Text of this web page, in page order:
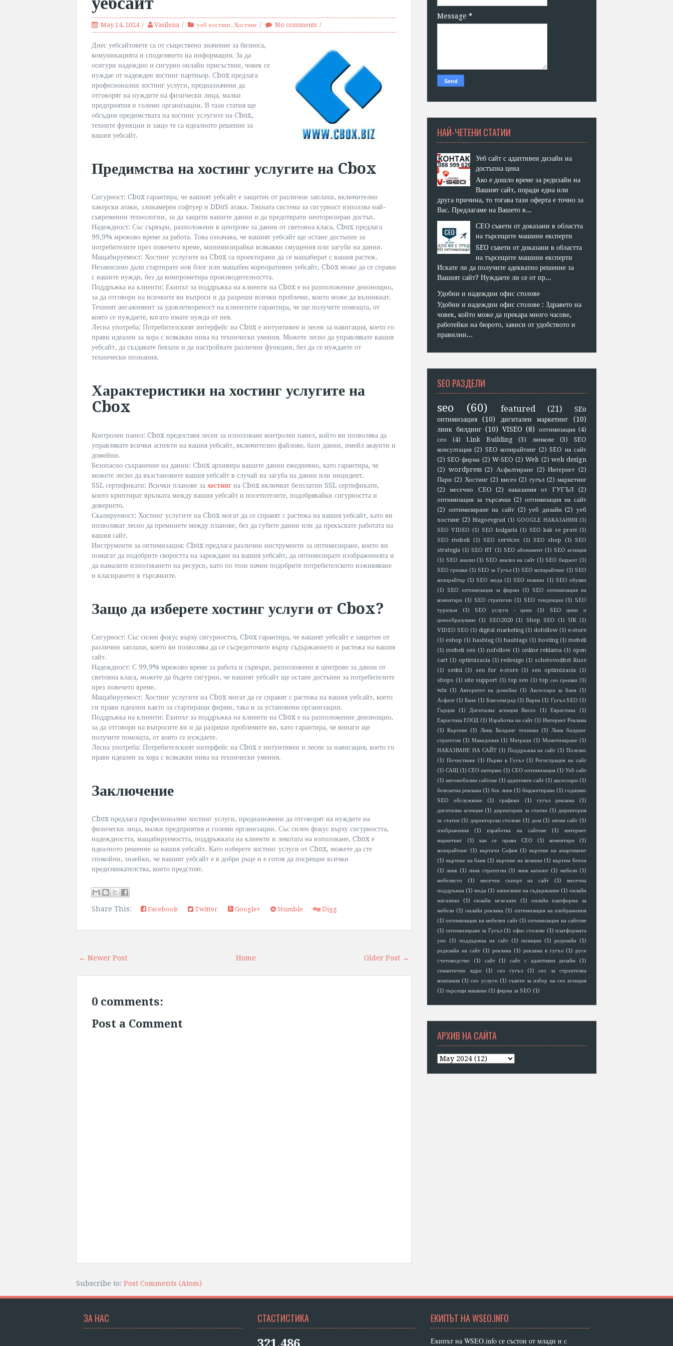
May 14, 2024 Vasilena уеб хостинг, Хостинг No comments
Днес уебсайтовете са от съществено значение за бизнеса,
комуникацията и споделянето на информация. За да
осигури надеждно и сигурно онлайн присъствие, човек се
нуждае от надежден хостинг партньор. Cbox предлага
професионални хостинг услуги, предназначени да
отговорят на нуждите на физически лица, малки
предприятия и големи организации. В тази статия ще
обсъдим предимствата на хостинг услугите на Cbox,
техните функции и защо те са идеалното решение за
вашия уебсайт.
Предимства на хостинг услугите на Cbox
Сигурност: Cbox гарантира, че вашият уебсайт е защитен от различни заплахи, включително
хакерски атаки, злонамерен софтуер и DDoS атаки. Тяхната система за сигурност използва най-
съвременни технологии, за да защити вашите данни и да предотврати неоторизиран достъп.
Надеждност: Със сървъри, разположени в центрове за данни от световна класа, Cbox предлага
99,9% мрежово време за работа. Това означава, че вашият уебсайт ще остане достъпен за
потребителите през повечето време, минимизирайки всякакви смущения или загуби на данни.
Мащабируемост: Хостинг услугите на Cbox са проектирани да се мащабират с вашия растеж.
Независимо дали стартирате нов блог или мащабен корпоративен уебсайт, Cbox може да се справи
с вашите нужди, без да компрометира производителността.
Поддръжка на клиенти: Екипът за поддръжка на клиенти на Cbox е на разположение денонощно,
за да отговори на всичките ви въпроси и да разреши всички проблеми, които може да възникнат.
Техният ангажимент за удовлетвореност на клиентите гарантира, че ще получите помощта, от
която се нуждаете, когато имате нужда от нея.
Лесна употреба: Потребителският интерфейс на Cbox е интуитивен и лесен за навигация, което го
прави идеален за хора с всякакви нива на технически умения. Можете лесно да управлявате вашия
уебсайт, да създавате бекъпи и да настройвате различни функции, без да се нуждаете от
технически познания.
Характеристики на хостинг услугите на
Cbox
Контролен панел: Cbox предоставя лесен за използване контролен панел, който ви позволява да
управлявате всички аспекти на вашия уебсайт, включително файлове, бази данни, имейл акаунти и
домейни.
Безопасно съхранение на данни: Cbox архивира вашите данни ежедневно, като гарантира, че
можете лесно да възстановите вашия уебсайт в случай на загуба на данни или инцидент.
SSL сертификати: Всички планове за хостинг на Cbox включват безплатни SSL сертификати,
които криптират връзката между вашия уебсайт и посетителите, подобрявайки сигурността и
доверието.
Скалируемост: Хостинг услугите на Cbox могат да се справят с растежа на вашия уебсайт, като ви
позволяват лесно да преминете между планове, без да губите данни или да прекъсвате работата на
вашия сайт.
Инструменти за оптимизация: Cbox предлага различни инструменти за оптимизиране, които ви
помагат да подобрите скоростта на зареждане на вашия уебсайт, да оптимизирате изображенията и
да намалите използването на ресурси, като по този начин подобрите потребителското изживяване
и класирането в търсачките.
Защо да изберете хостинг услуги от Cbox?
Сигурност: Със силен фокус върху сигурността, Cbox гарантира, че вашият уебсайт е защитен от
различни заплахи, което ви позволява да се съсредоточите върху съдържанието и растежа на вашия
сайт.
Надеждност: С 99,9% мрежово време за работа и сървъри, разположени в центрове за данни от
световна класа, можете да бъдете сигурни, че вашият уебсайт ще остане достъпен за потребителите
през повечето време.
Мащабируемост: Хостинг услугите на Cbox могат да се справят с растежа на вашия уебсайт, което
ги прави идеални както за стартиращи фирми, така и за установени организации.
Поддръжка на клиенти: Екипът за поддръжка на клиенти на Cbox е на разположение денонощно,
за да отговори на въпросите ви и да разреши проблемите ви, като гарантира, че винаги ще
получите помощта, от която се нуждаете.
Лесна употреба: Потребителският интерфейс на Cbox е интуитивен и лесен за навигация, което го
прави идеален за хора с всякакви нива на технически умения.
Заключение
Cbox предлага професионални хостинг услуги, предназначени да отговорят на нуждите на
физически лица, малки предприятия и големи организации. Със силен фокус върху сигурността,
надеждността, мащабируемостта, поддръжката на клиенти и лекотата на използване, Cbox е
идеалното решение за вашия уебсайт. Като изберете хостинг услуги от Cbox, можете да сте
спокойни, знаейки, че вашият уебсайт е в добри ръце и е готов да посрещне всички
предизвикателства, които предстоят.
Share This: Facebook Twitter Google+ Stumble Digg
← Newer Post Older Post →
Home
0 comments:
Post a Comment
Subscribe to: Post Comments (Atom)
Message *
НАЙ-ЧЕТЕНИ СТАТИИ
Уеб сайт с адаптивен дизайн на
достъпна цена
Ако е дошло време за редизайн на
Вашият сайт, поради една или
друга причина, то тогава тази оферта е точно за
Вас. Предлагаме на Вашето в...
СЕО съвети от доказани в областта
на търсещите машини експерти
SEO съвети от доказани в областта
на търсещите машини експерти
Искате ли да получите адекватно решение за
Вашият сайт? Нуждаете ли се от пр...
Удобни и надеждни офис столове
Удобни и надеждни офис столове : Здравето на
човек, който може да прекара много часове,
работейки на бюрото, зависи от удобството и
правилни...
SEO РАЗДЕЛИ
seo
(60) featured (21)
SEo
оптимизация
(10) дигитален маркетинг
(10)
линк билдинг (10) VISEO (8) оптимизация (4)
сео
(4) Link Building (3) линкове (3)
SEO
консултация (2) SEO копирайтинг (2) SEO на сайт
(2) SEO фирма (2) W-SEO (2) Web (2) web design
(2) wordpress (2) Асфалтиране (2) Интернет (2)
Пари (2) Хостинг (2) висео (2) гугъл (2) маркетинг
(2)
месечно СЕО (2) наказания от ГУГЪЛ
(2)
оптимизация за търсачки (2) оптимизация на сайт
(2) оптимизиране на сайт (2) уеб дизайн (2) уеб
хостинг (2) Blagoevgrad (1) GOOGLE НАКАЗАНИЯ (1)
SEO VIDEO (1) SEO bulgaria (1) SEO kak se pravi (1)
SEO mebeli
(1) SEO services (1) SEO shop (1) SEO
strategia (1) SEO ИТ (1) SEO абонамент (1) SEO агенция
(1) SEO анализ (1) SEO анализ на сайт (1) SEO бюджет (1)
SEO грешки (1) SEO за Гугъл (1) SEO копирайтниг (1) SEO
копирайтър (1) SEO мода (1) SEO новини (1) SEO обувки
(1) SEO оптимизация за фирми (1) SEO оптимизация на
коментари (1) SEO стратегии (1) SEO тенденции (1) SEO
туризъм
(1) SEO услуги - цени (1)
SEO цени и
ценообразуване (1) SEO2020 (1) Shop SEO (1) UK (1)
VIDEO SEO (1) digital marketing (1) dofollow (1) e-store
(1) eshop (1) hashtag (1) hashtags (1) hosting (1) mebeli
(1) mebeli seo (1) nofollow (1) online reklama (1) open
cart (1) optimizacia (1) redesign (1) schetovoditel Ruse
(1)
sedni (1) seo for e-store (1) seo optimizacia
(1)
shops (1) site support (1) top seo (1) top сео грешки (1)
wix (1) Авторитет на домейна (1) Аксесоари за баня (1)
Асфалт (1) Баня (1) Благоевград (1) Варна (1) Гугъл SEO (1)
Гърция
(1) Дигитална агенция Висео (1) Евристика
(1)
Евристика ЕООД (1) Изработка на сайт (1) Интернет Реклама
(1) Къртене (1) Линк Билдинг техники (1) Линк билдинг
стратегия (1) Македония (1) Матраци (1) Монетизиране (1)
НАКАЗВАНЕ НА САЙТ (1) Поддръжка на сайт (1) Полезно
(1) Почистване (1) Първи в Гугъл (1) Регистрация на сайт
(1) САЩ (1) СЕО интервю (1) СЕО оптимизация (1) Уеб сайт
(1) автомобилни сайтове (1) адаптивен сайт (1) аксесоари (1)
безплатна реклама (1) бек линк (1) бюджетиране (1) годишно
SEO обслужване
(1) графики (1) гугъл реклама
(1)
дигитална агенция (1) директории за статии (1) директория
за статии (1) директорски столове (1) дом (1) евтин сайт (1)
изображения
(1) изработка на сайтове (1)
интернет
маркетинг
(1) как се прави СЕО (1) коментари
(1)
копирайтинг (1) къртачи София (1) къртене на апартамент
(1) къртене на баня (1) къртене на комини (1) къртим бетон
(1) линк (1) линк стратегии (1) лник каталог (1) мебели (1)
мебелисто
(1) месечен съпорт на сайт (1)
месечна
поддръжка (1) мода (1) написване на съдържание (1) онлайн
магазини
(1) онлайн мгагазин (1)
онлайн платформа за
мебели (1) онлайн реклама (1) оптимизация на изображения
(1) оптимизация на мебелен сайт (1) оптимизация на сайтове
(1) оптимизиране за Гугъл (1) офис столове (1) платформата
уих (1) поддържка на сайт (1) позиции (1) редизайн (1)
редизайн на сайт (1) реклама (1) реклама в гугъл (1) русе
счетоводство
(1) сайт (1) сайт с адаптивен дизайн
(1)
семантично ядро
(1) сео гугъл (1)
сео за строителна
компания (1) сео услуги (1) съвети за избор на сео агенция
(1) търсещи машини (1) фирма за SEO (1)
АРХИВ НА САЙТА
ЗА НАС СТАСТИСТИКА ЕКИПЪТ НА WSEO.INFO
Екипът на WSEO.info се състои от млади и с